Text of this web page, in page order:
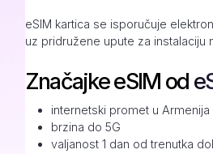
eSIM kartica se isporučuje
uz pridružene upute za instalaciju
Značajke eSIM od
internetski promet u Armenija
brzina do 5G
valjanost 1 dan od trenutka